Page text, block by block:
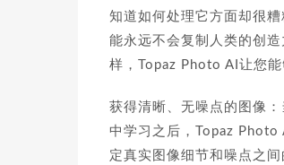
知道如何处理它方面却很
能永远不会复制人类的创
样，Topaz Photo AI让您
获得清晰、无噪点的图像
中学习之后，Topaz Photo
定真实图像细节和噪点之